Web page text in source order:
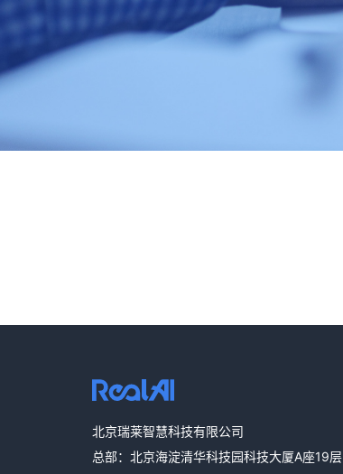
北京瑞莱智慧科技有限公司
总部：北京海淀清华科技园科技大厦A座19层